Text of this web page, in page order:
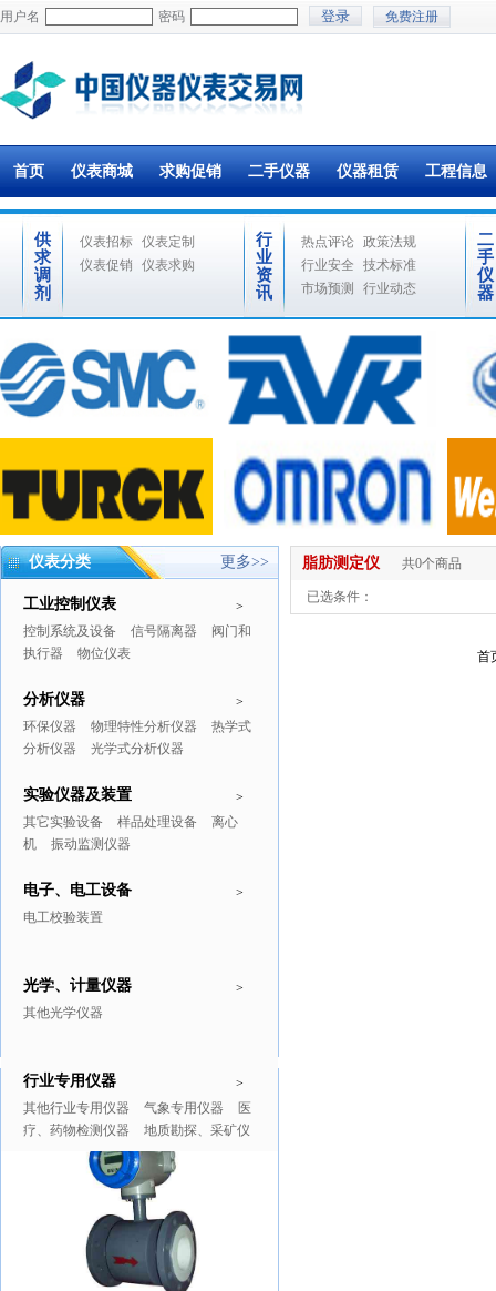
用户名 密码 免费注册
首页 仪表商城 求购促销 二手仪器 仪器租赁 工程信息
供
求
调
剂
仪表招标 仪表定制
仪表促销
仪表求购
行
业
资
讯
热点评论 政策法规
行业安全
技术标准
市场预测
行业动态
二
手
仪
器
仪表分类 更多>>
>
工业控制仪表
控制系统及设备 信号隔离器
阀门和
执行器
物位仪表
>
分析仪器
环保仪器 物理特性分析仪器
热学式
分析仪器
光学式分析仪器
>
实验仪器及装置
其它实验设备 样品处理设备
离心
机
振动监测仪器
>
电子、电工设备
电工校验装置
>
光学、计量仪器
其他光学仪器
>
行业专用仪器
其他行业专用仪器 气象专用仪器
医
疗、药物检测仪器
地质勘探、采矿仪
推广商品 更多>>
脂肪测定仪 共0个商品
已选条件：
首